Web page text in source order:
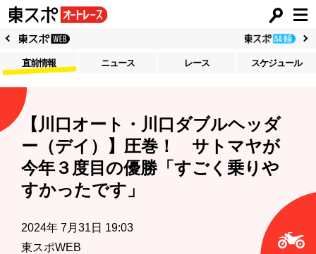
直前情報 ニュース レース スケジュール
【川口オート・川口ダブルヘッダ
ー（デイ）】圧巻！ サトマヤが
今年３度目の優勝「すごく乗りや
すかったです」
2024年 7月31日 19:03
東スポWEB